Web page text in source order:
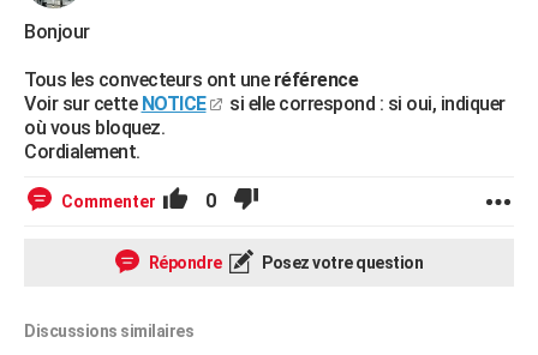
CARTE DE VOEUX
Carte de Noël
Carte Bonne année
Carte Saint-Valentin
Carte Pâques
Carte d'anniversaire
DICTIONNAIRE
Dictionnaire
Biographies
Citations
Expressions
Proverbes
PROGRAMME TV
Bonjour
Tous les convecteurs ont uneréférence
Voir sur cette NOTICE
si elle correspond : si oui, indiquer
où vous bloquez.
Cordialement.
Commenter 0
Répondre Posez votre question
Discussions similaires